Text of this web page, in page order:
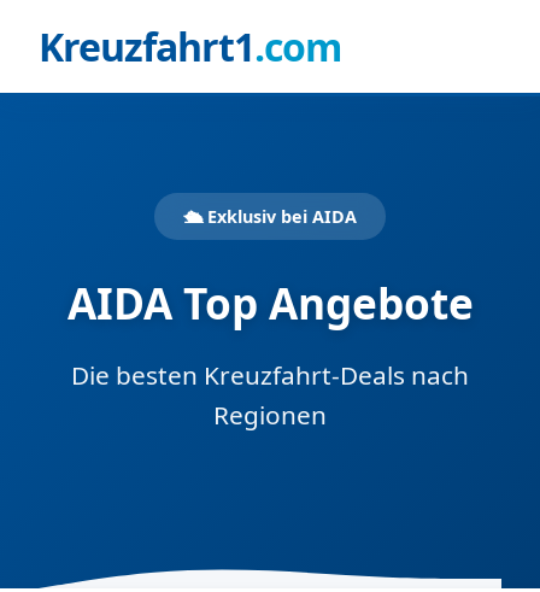
Kreuzfahrt1.com
🛳️ Exklusiv bei AIDA
AIDA Top Angebote
Die besten Kreuzfahrt-Deals nach
Regionen